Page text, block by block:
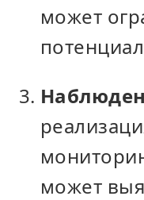
может
может